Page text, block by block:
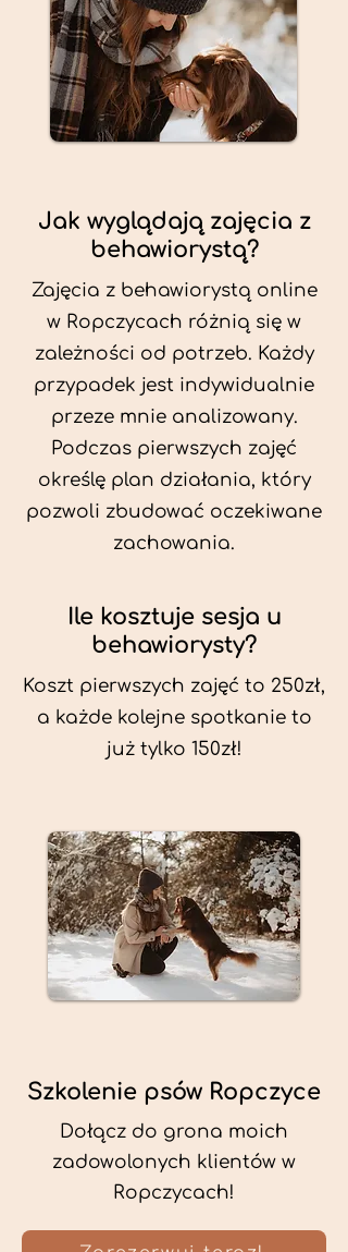
Jak wyglądają zajęcia z
behawiorystą?
Zajęcia z behawiorystą online
w Ropczycach różnią się w
zależności od potrzeb. Każdy
przypadek jest indywidualnie
przeze mnie analizowany.
Podczas pierwszych zajęć
określę plan działania, który
pozwoli zbudować oczekiwane
zachowania.
Ile kosztuje sesja u
behawiorysty?
Koszt pierwszych zajęć to 250zł,
a każde kolejne spotkanie to
już tylko 150zł!
Szkolenie psów Ropczyce
Dołącz do grona moich
zadowolonych klientów w
Ropczycach!